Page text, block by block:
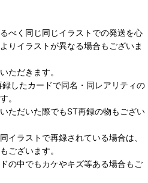
べく同じ同じイラストでの発送を心
りイラストが異なる場合もございま
ただきます。
したカードで同名・同レアリティの
。
ただいた際でもST再録の物もござい
イラストで再録されている場合は、
ございます。
の中でもカケやキズ等ある場合もご